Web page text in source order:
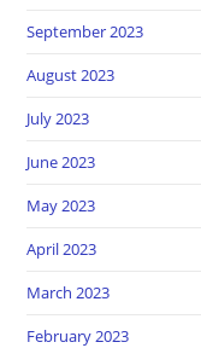
September 2023
August 2023
July 2023
June 2023
May 2023
April 2023
March 2023
February 2023